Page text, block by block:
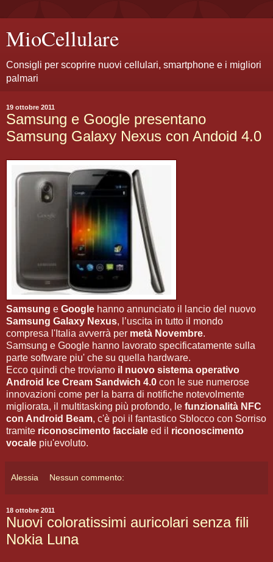
MioCellulare
Consigli per scoprire nuovi cellulari, smartphone e i migliori
palmari
19 ottobre 2011
Samsung e Google presentano
Samsung Galaxy Nexus con Andoid 4.0
Samsung e Google hanno annunciato il lancio del nuovo
Samsung Galaxy Nexus, l’uscita in tutto il mondo
compresa l'Italia avverrà per metà Novembre.
Samsung e Google hanno lavorato specificatamente sulla
parte software piu' che su quella hardware.
Ecco quindi che troviamo il nuovo sistema operativo
Android Ice Cream Sandwich 4.0 con le sue numerose
innovazioni come per la barra di notifiche notevolmente
migliorata, il multitasking più profondo, le funzionalità NFC
con Android Beam, c'è poi il fantastico Sblocco con Sorriso
tramite riconoscimento facciale ed il riconoscimento
vocale piu'evoluto.
Alessia Nessun commento:
18 ottobre 2011
Nuovi coloratissimi auricolari senza fili
Nokia Luna